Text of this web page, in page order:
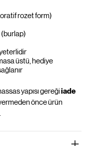
rozet form)
(burlap)
üstü, hediye
yapısı gereğiiade
önce ürün